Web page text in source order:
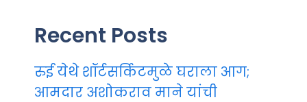
Recent Posts
रुई येथे शॉर्टसर्किटमुळे घराला आग;
आमदार अशोकराव माने यांची